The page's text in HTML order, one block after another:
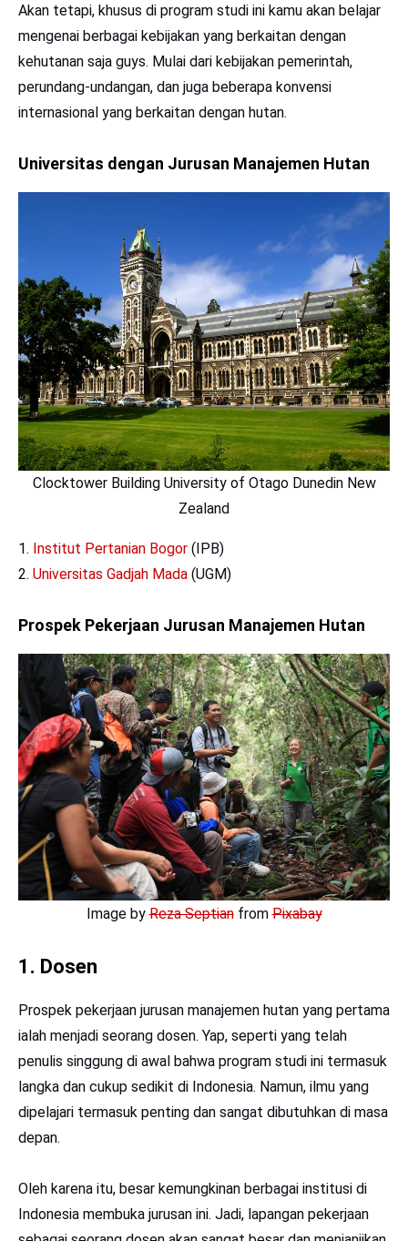
Akan tetapi, khusus di program studi ini kamu akan belajar
mengenai berbagai kebijakan yang berkaitan dengan
kehutanan saja guys. Mulai dari kebijakan pemerintah,
perundang-undangan, dan juga beberapa konvensi
internasional yang berkaitan dengan hutan.
Universitas dengan Jurusan Manajemen Hutan
Clocktower Building University of Otago Dunedin New
Zealand
Institut Pertanian Bogor (IPB)
Universitas Gadjah Mada (UGM)
Prospek Pekerjaan Jurusan Manajemen Hutan
Image byReza SeptianfromPixabay
1. Dosen
Prospek pekerjaan jurusan manajemen hutan yang pertama
ialah menjadi seorang dosen. Yap, seperti yang telah
penulis singgung di awal bahwa program studi ini termasuk
langka dan cukup sedikit di Indonesia. Namun, ilmu yang
dipelajari termasuk penting dan sangat dibutuhkan di masa
depan.
Oleh karena itu, besar kemungkinan berbagai institusi di
Indonesia membuka jurusan ini. Jadi, lapangan pekerjaan